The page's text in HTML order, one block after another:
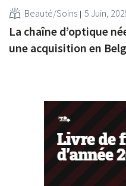
Beauté/Soins 5 Juin,
La chaîne d’optique
une acquisition en